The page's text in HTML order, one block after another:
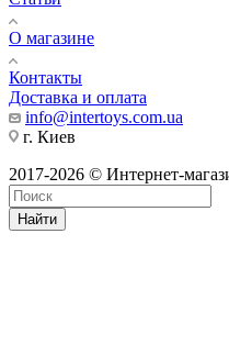
О магазине
Контакты
Доставка и оплата
info@intertoys.com.ua
г. Киев
2017-2026 © Интернет-
Найти